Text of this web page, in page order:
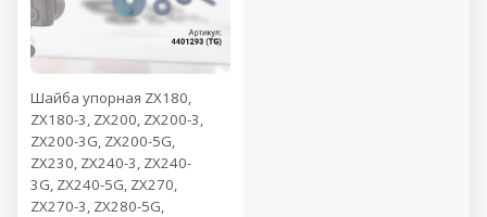
Шайба упорная ZX180,
ZX180-3, ZX200, ZX200-3,
ZX200-3G, ZX200-5G,
ZX230, ZX240-3, ZX240-
3G, ZX240-5G, ZX270,
ZX270-3, ZX280-5G,